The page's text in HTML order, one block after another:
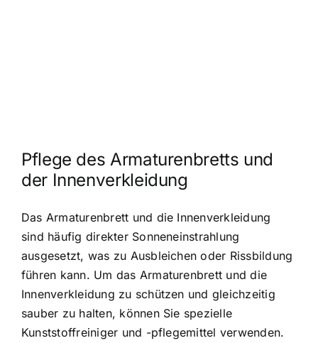
Pflege des Armaturenbretts und
der Innenverkleidung
Das Armaturenbrett und die Innenverkleidung
sind häufig direkter Sonneneinstrahlung
ausgesetzt, was zu Ausbleichen oder Rissbildung
führen kann. Um das Armaturenbrett und die
Innenverkleidung zu schützen und gleichzeitig
sauber zu halten, können Sie spezielle
Kunststoffreiniger und -pflegemittel verwenden.